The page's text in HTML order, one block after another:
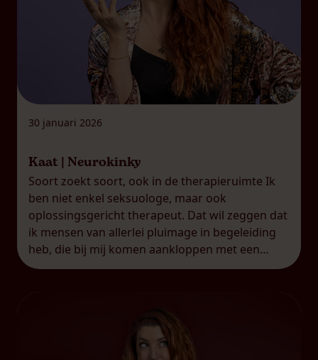
30 januari 2026
Kaat | Neurokinky
Soort zoekt soort, ook in de therapieruimte Ik
ben niet enkel seksuologe, maar ook
oplossingsgericht therapeut. Dat wil zeggen dat
ik mensen van allerlei pluimage in begeleiding
heb, die bij mij komen aankloppen met een
breed scala aan uitdagingen. Net dat maakt mijn